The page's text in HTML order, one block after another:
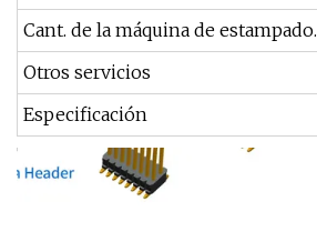
Cant. de la máquina de estampado.
Otros servicios
Especificación